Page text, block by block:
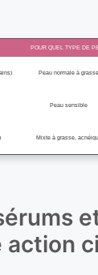
POUR QUEL TYPE DE
Peau normale à grasse
Peau sensible
Mixte à grasse,
action